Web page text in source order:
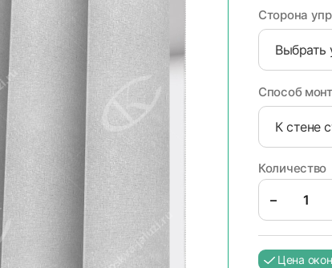
Сторона
Выбрать
Способ
К стене
Количество
–
Цена